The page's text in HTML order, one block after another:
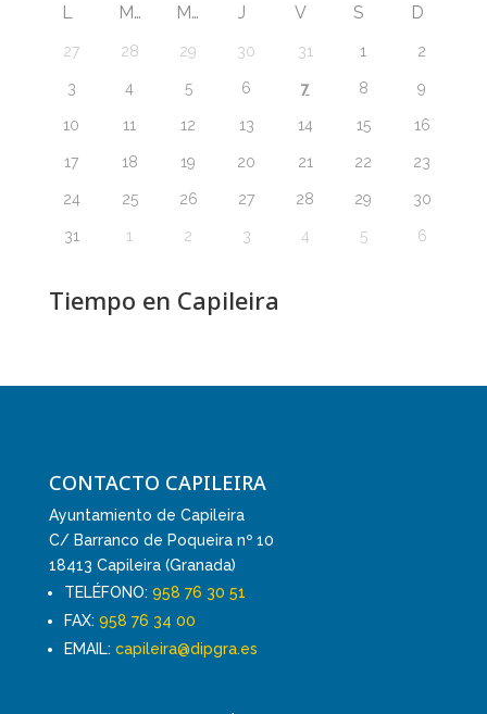
L M M J V S D
27 28 29 30 31 1 2
3 4 5 6 7 8 9
10 11 12 13 14 15 16
17 18 19 20 21 22 23
24 25 26 27 28 29 30
31 1 2 3 4 5 6
Tiempo en Capileira
CONTACTO CAPILEIRA
Ayuntamiento de Capileira
C/ Barranco de Poqueira nº 10
18413 Capileira (Granada)
TELÉFONO: 958 76 30 51
FAX: 958 76 34 00
EMAIL: capileira@dipgra.es